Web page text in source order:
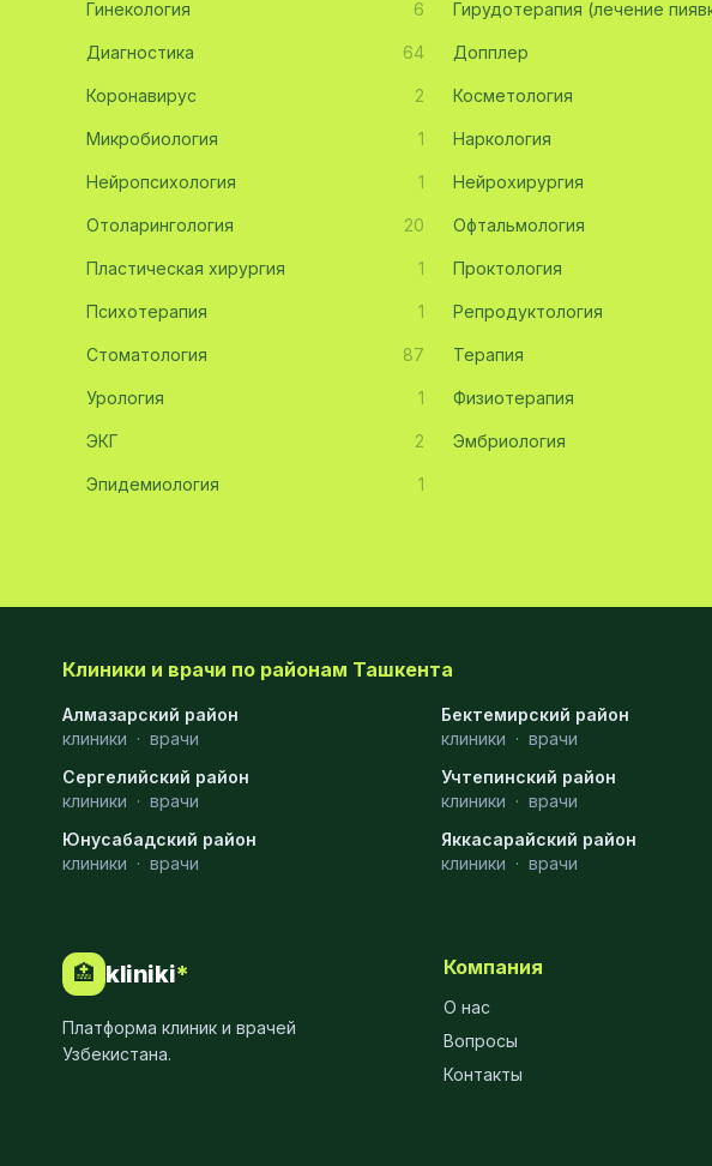
Эмбриология
Акушерство
Ортопедия
Массаж
Репродуктология
Психология 9
МРТ 9
Проктология
Флебология
Рентгенология
МСКТ
Гинекология 6 Гирудотерапия (лечение
Диагностика 64 Допплер
Коронавирус 2 Косметология
Микробиология 1 Наркология
Нейропсихология 1 Нейрохирургия
Отоларингология 20 Офтальмология
Пластическая хирургия 1 Проктология
Психотерапия 1 Репродуктология
Стоматология 87 Терапия
Урология 1 Физиотерапия
ЭКГ 2 Эмбриология
Эпидемиология 1
Клиники и врачи по районам Ташкента
Алмазарский район
клиники · врачи
Бектемирский район
клиники · врачи
Сергелийский район
клиники · врачи
Учтепинский район
клиники · врачи
Юнусабадский район
клиники · врачи
Яккасарайский район
клиники · врачи
🏥 kliniki*
Платформа клиник и врачей
Узбекистана.
Компания
О нас
Вопросы
Контакты